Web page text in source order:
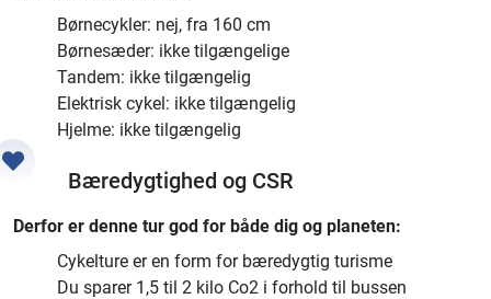
Børnecykler: nej, fra 160 cm
Børnesæder: ikke tilgængelige
Tandem: ikke tilgængelig
Elektrisk cykel: ikke tilgængelig
Hjelme: ikke tilgængelig
Bæredygtighed og CSR
Derfor er denne tur god for både dig og planeten:
Cykelture er en form for bæredygtig turisme
Du sparer 1,5 til 2 kilo Co2 i forhold til bussen